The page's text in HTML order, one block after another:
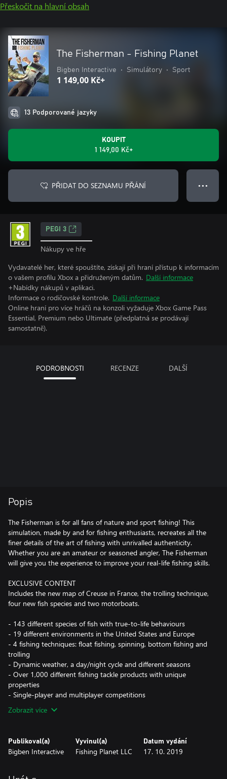
Přeskočit na hlavní obsah
The Fisherman - Fishing Planet
Bigben Interactive • Simulátory • Sport
1 149,00 Kč+
13 Podporované jazyky
KOUPIT
1 149,00 Kč+
PŘIDAT DO SEZNAMU PŘÁNÍ ● ● ●
PEGI 3
Nákupy ve hře
Vydavatelé her, které spouštíte, získají při hraní přístup k informacím
o vašem profilu Xbox a přidruženým datům. Další informace
+Nabídky nákupů v aplikaci.
Informace o rodičovské kontrole. Další informace
Online hraní pro více hráčů na konzoli vyžaduje Xbox Game Pass
Essential, Premium nebo Ultimate (předplatná se prodávají
samostatně).
PODROBNOSTI RECENZE DALŠÍ
Popis
The Fisherman is for all fans of nature and sport fishing! This
simulation, made by and for fishing enthusiasts, recreates all the
finer details of the art of fishing with unrivalled authenticity.
Whether you are an amateur or seasoned angler, The Fisherman
will give you the experience to improve your real-life fishing skills.
EXCLUSIVE CONTENT
Includes the new map of Creuse in France, the trolling technique,
four new fish species and two motorboats.
- 143 different species of fish with true-to-life behaviours
- 19 different environments in the United States and Europe
- 4 fishing techniques: float fishing, spinning, bottom fishing and
trolling
- Dynamic weather, a day/night cycle and different seasons
- Over 1,000 different fishing tackle products with unique
properties
- Single-player and multiplayer competitions
Zobrazit více
Publikoval(a)
Bigben Interactive
Vyvinul(a)
Fishing Planet LLC
Datum vydání
17. 10. 2019